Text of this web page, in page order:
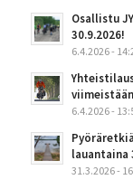
Osallistu
30.9.2026!
6.4.2026 -
6.4.2026 -
lauantaina
31.3.2026 -